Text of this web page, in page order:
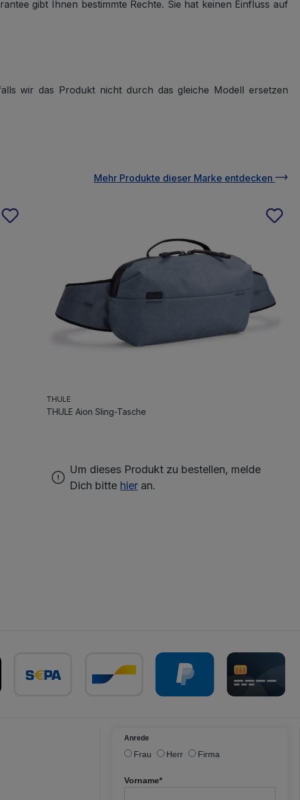
gibt Ihnen bestimmte Rechte. Sie hat keinen Einfluss auf
wir das Produkt nicht durch das gleiche Modell ersetzen
Mehr Produkte dieser Marke entdecken
THULE
THULE Aion Sling-Tasche
Um dieses Produkt zu bestellen, melde
Dich bitte hier an.
Anrede
Frau Herr Firma
Vorname*